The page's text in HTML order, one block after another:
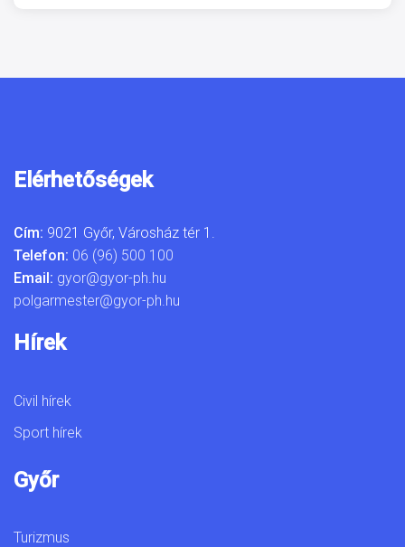
Elérhetőségek
Cím: 9021 Győr, Városház tér 1.
Telefon: 06 (96) 500 100
Email: gyor@gyor-ph.hu
polgarmester@gyor-ph.hu
Hírek
Civil hírek
Sport hírek
Győr
Turizmus